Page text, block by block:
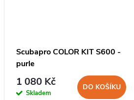
Scubapro COLOR KIT S600 -
purle
1 080 Kč
Skladem
DO KOŠÍKU